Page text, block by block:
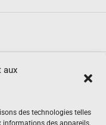
aux
des technologies telles
informations des appareils.